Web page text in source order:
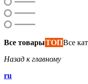
Все товарыТОПВсе
Назад к главному
ru